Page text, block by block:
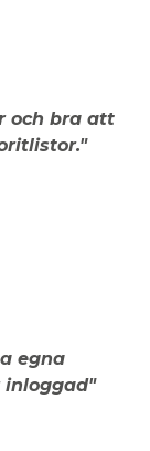
och bra att
egna
inloggad"